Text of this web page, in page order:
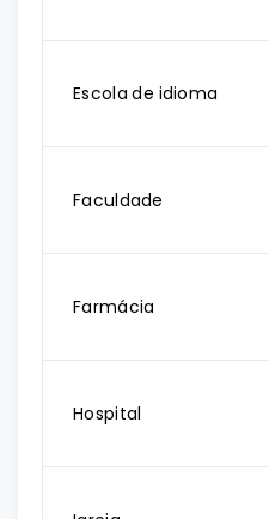
Escola de idioma
Faculdade
Farmácia
Hospital